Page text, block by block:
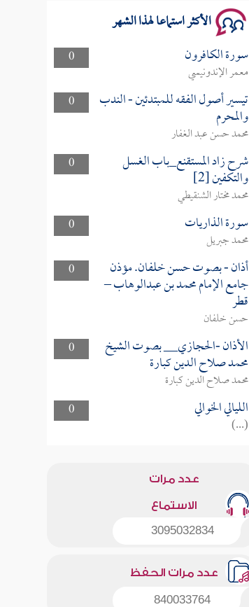
الأكثر استماعا لهذا الشهر
0 سورة الكافرون
معمر الإندونيسي
0
تيسير أصول الفقه للمبتدئين - الندب
والمحرم
محمد حسن عبد الغفار
0
شرح زاد المستقنع_باب الغسل
والتكفين [2]
محمد مختار الشنقيطي
0
سورة الذاريات
محمد جبريل
0
أذان - بصوت حسن خلفان. مؤذن
جامع الإمام محمد بن عبدالوهاب –
قطر
حسن خلفان
0
الأذان -الحجازي__ بصوت الشيخ
محمد صلاح الدين كبارة
محمد صلاح الدين كبارة
0
الليالي الخوالي
(...)
عدد مرات
الاستماع
3095032834
عدد مرات الحفظ
840033764